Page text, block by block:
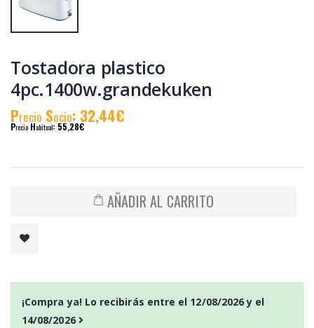
Tostadora plastico
4pc.1400w.grandekuken
Precio Socio: 32,44€
Precio Habitual: 55,28€
AÑADIR AL CARRITO
¡Compra ya! Lo recibirás entre el 12/08/2026y el
14/08/2026